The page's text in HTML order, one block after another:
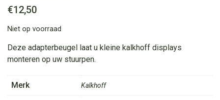
€12,50
Niet op voorraad
Deze adapterbeugel laat u kleine kalkhoff displays
monteren op uw stuurpen.
Merk Kalkhoff